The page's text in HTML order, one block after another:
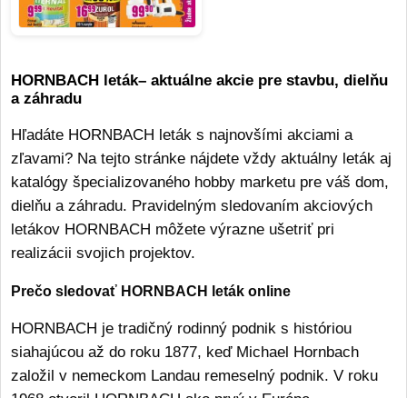
HORNBACH leták– aktuálne akcie pre stavbu, dielňu
a záhradu
Hľadáte HORNBACH leták s najnovšími akciami a
zľavami? Na tejto stránke nájdete vždy aktuálny leták aj
katalógy špecializovaného hobby marketu pre váš dom,
dielňu a záhradu. Pravidelným sledovaním akciových
letákov HORNBACH môžete výrazne ušetriť pri
realizácii svojich projektov.
Prečo sledovať HORNBACH leták online
HORNBACH je tradičný rodinný podnik s históriou
siahajúcou až do roku 1877, keď Michael Hornbach
založil v nemeckom Landau remeselný podnik. V roku